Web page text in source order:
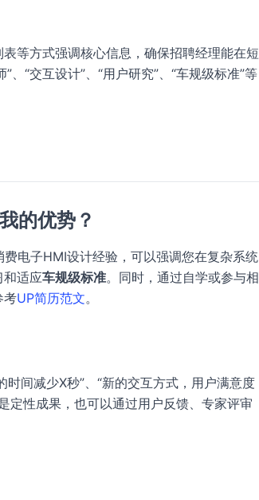
等方式强调核心信息，确保招聘经理能在短
“交互设计”、“用户研究”、“车规级标准”等
的优势？
电子HMI设计经验，可以强调您在复杂系统
和适应车规级标准。同时，通过自学或参与相
考UP简历范文。
间减少X秒”、“新的交互方式，用户满意度
定性成果，也可以通过用户反馈、专家评审